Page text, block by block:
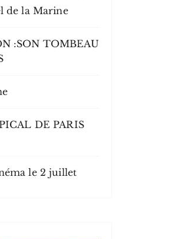
de la Marine
:SON TOMBEAU
DE PARIS
le 2 juillet